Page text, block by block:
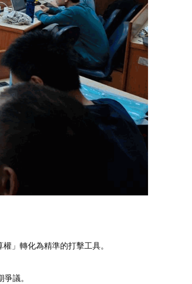
」轉化為精準的打擊工具。
議。